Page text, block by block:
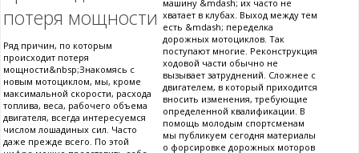
потеря мощности
Ряд причин, по которым
происходит потеря
мощности&nbsp;Знакомясь с
новым мотоциклом, мы, кроме
максимальной скорости, расхода
топлива, веса, рабочего объема
двигателя, всегда интересуемся
числом лошадиных сил. Часто
даже прежде всего. По этой
машину &mdash; их часто не
хватает в клубах. Выход между тем
есть &mdash; переделка
дорожных мотоциклов. Так
поступают многие. Реконструкция
ходовой части обычно не
вызывает затруднений. Сложнее с
двигателем, в который приходится
вносить изменения, требующие
определенной квалификации. В
помощь молодым спортсменам
мы публикуем сегодня материалы
о форсировке дорожных моторов